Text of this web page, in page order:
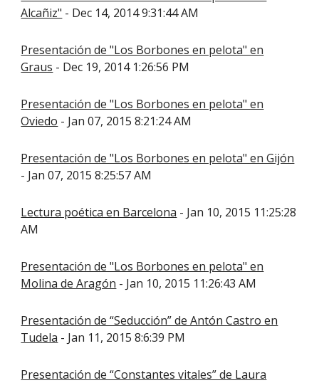
Alcañiz" - Dec 14, 2014 9:31:44 AM
Presentación de "Los Borbones en pelota" en
Graus - Dec 19, 2014 1:26:56 PM
Presentación de "Los Borbones en pelota" en
Oviedo - Jan 07, 2015 8:21:24 AM
Presentación de "Los Borbones en pelota" en Gijón
- Jan 07, 2015 8:25:57 AM
Lectura poética en Barcelona - Jan 10, 2015 11:25:28
AM
Presentación de "Los Borbones en pelota" en
Molina de Aragón - Jan 10, 2015 11:26:43 AM
Presentación de “Seducción” de Antón Castro en
Tudela - Jan 11, 2015 8:6:39 PM
Presentación de “Constantes vitales” de Laura